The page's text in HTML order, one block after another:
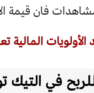
فان قيمة
الأولويات المالية
في التيك